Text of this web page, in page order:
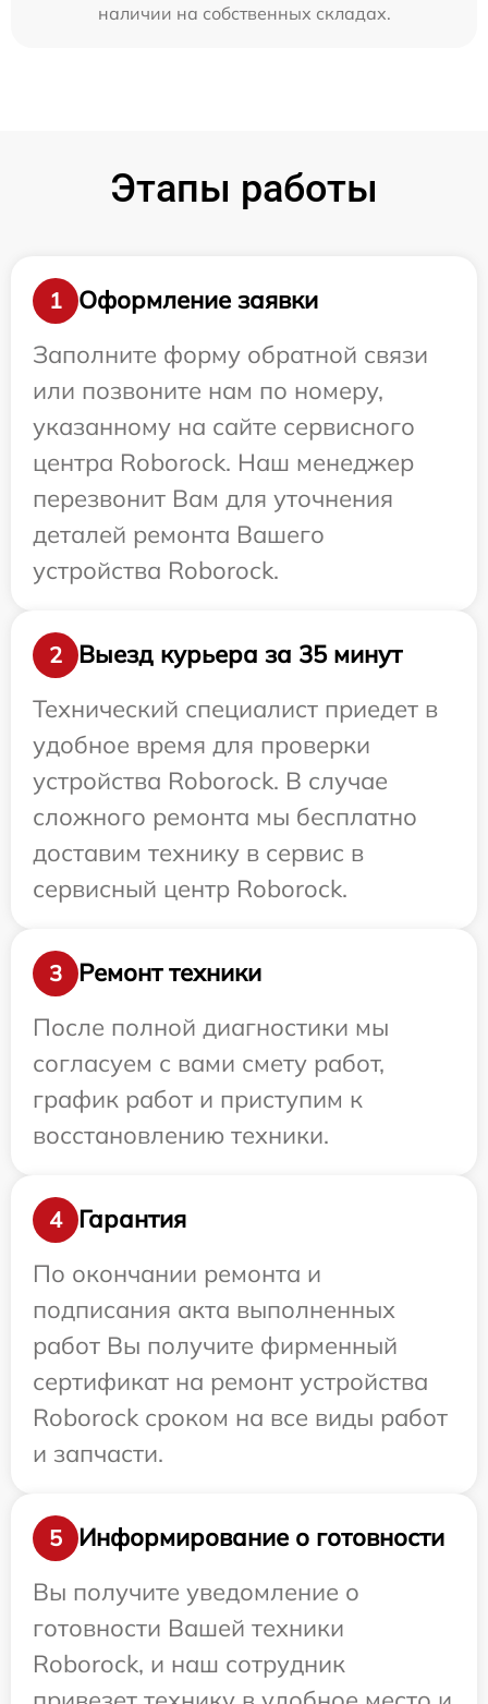
наличии на собственных складах.
Этапы работы
1
Оформление заявки
Заполните форму обратной связи
или позвоните нам по номеру,
указанному на сайте сервисного
центра Roborock. Наш менеджер
перезвонит Вам для уточнения
деталей ремонта Вашего
устройства Roborock.
2
Выезд курьера за 35 минут
Технический специалист приедет в
удобное время для проверки
устройства Roborock. В случае
сложного ремонта мы бесплатно
доставим технику в сервис в
сервисный центр Roborock.
3
Ремонт техники
После полной диагностики мы
согласуем с вами смету работ,
график работ и приступим к
восстановлению техники.
4
Гарантия
По окончании ремонта и
подписания акта выполненных
работ Вы получите фирменный
сертификат на ремонт устройства
Roborock сроком на все виды работ
и запчасти.
5
Информирование о готовности
Вы получите уведомление о
готовности Вашей техники
Roborock, и наш сотрудник